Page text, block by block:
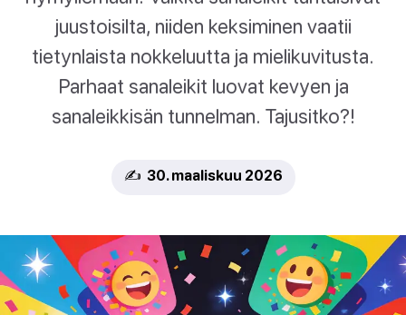
juustoisilta, niiden keksiminen vaatii
tietynlaista nokkeluutta ja mielikuvitusta.
Parhaat sanaleikit luovat kevyen ja
sanaleikkisän tunnelman. Tajusitko?!
✍️ 30. maaliskuu 2026